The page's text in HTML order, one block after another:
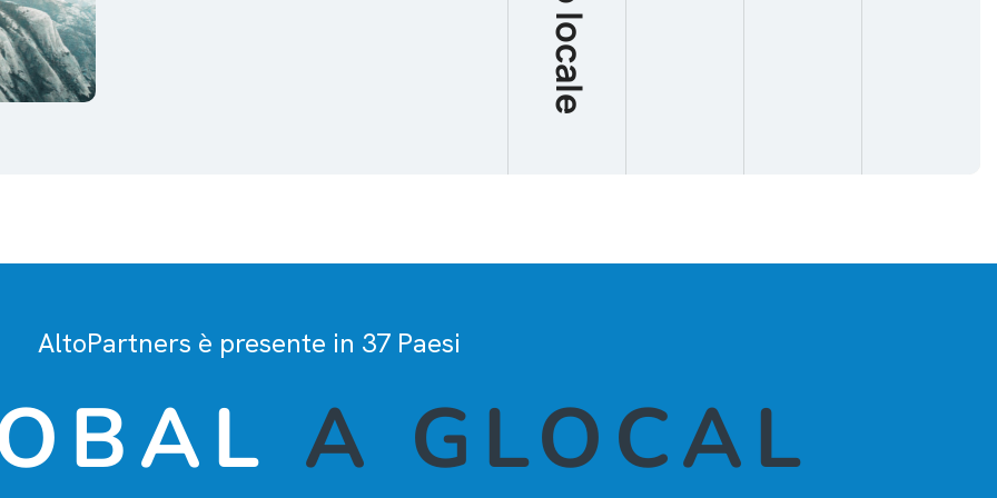
AltoPartners è presente in 37 Paesi
A GLOCAL